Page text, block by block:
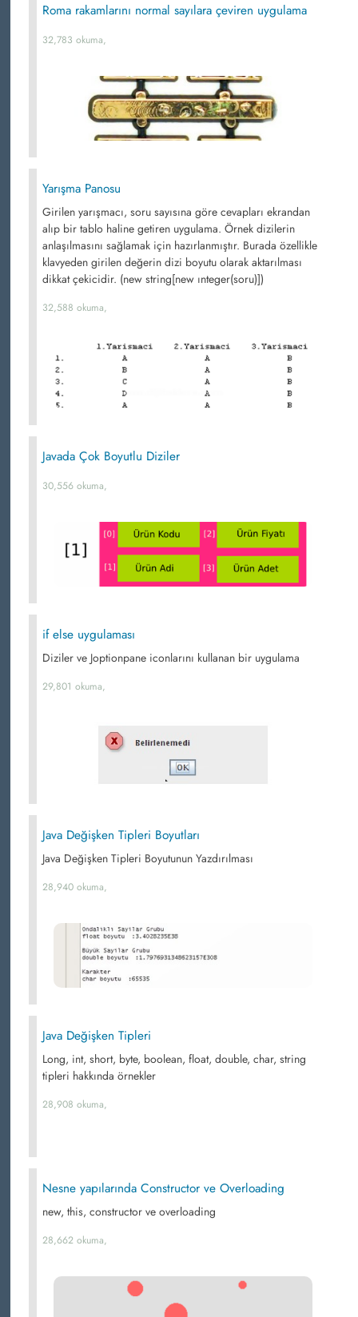
Roma rakamlarını normal sayılara çeviren uygulama
32,783 okuma,
Yarışma Panosu
Girilen yarışmacı, soru sayısına göre cevapları ekrandan
alıp bir tablo haline getiren uygulama. Örnek dizilerin
anlaşılmasını sağlamak için hazırlanmıştır. Burada özellikle
klavyeden girilen değerin dizi boyutu olarak aktarılması
dikkat çekicidir. (new string[new ınteger(soru)])
32,588 okuma,
Javada Çok Boyutlu Diziler
30,556 okuma,
if else uygulaması
Diziler ve Joptionpane iconlarını kullanan bir uygulama
29,801 okuma,
Java Değişken Tipleri Boyutları
Java Değişken Tipleri Boyutunun Yazdırılması
28,940 okuma,
Java Değişken Tipleri
Long, int, short, byte, boolean, float, double, char, string
tipleri hakkında örnekler
28,908 okuma,
Nesne yapılarında Constructor ve Overloading
new, this, constructor ve overloading
28,662 okuma,